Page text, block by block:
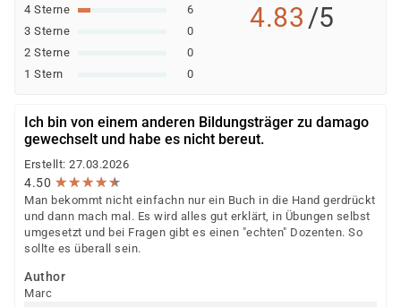
4 Sterne
6
3 Sterne
0
2 Sterne
0
1 Stern
0
4.83 /5
Ich bin von einem anderen Bildungsträger zu damago
gewechselt und habe es nicht bereut.
Erstellt: 27.03.2026
4.50 ★★★★★
★★★★★
Man bekommt nicht einfachn nur ein Buch in die Hand gerdrückt
und dann mach mal. Es wird alles gut erklärt, in Übungen selbst
umgesetzt und bei Fragen gibt es einen "echten" Dozenten. So
sollte es überall sein.
Author
Marc